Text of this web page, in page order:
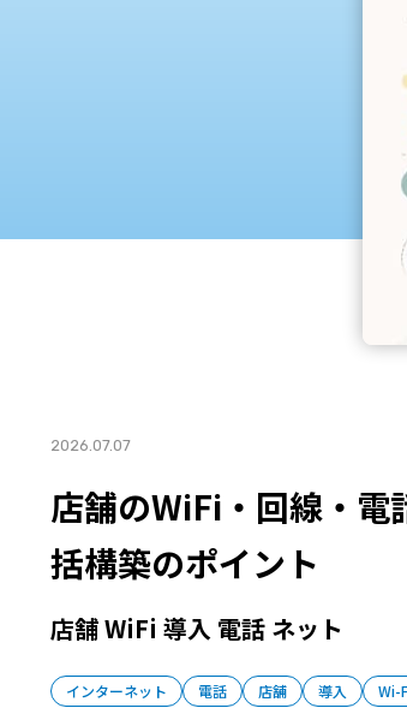
2026.07.07
店舗のWiFi・回線・電
括構築のポイント
店舗 WiFi 導入 電話 ネット
インターネット 電話 店舗 導入 Wi-